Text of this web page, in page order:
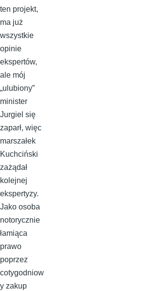
ten projekt,
ma już
wszystkie
opinie
ekspertów,
ale mój
„ulubiony”
minister
Jurgiel się
zaparł, więc
marszałek
Kuchciński
zażądał
kolejnej
ekspertyzy.
Jako osoba
notorycznie
łamiąca
prawo
poprzez
cotygodniow
y zakup